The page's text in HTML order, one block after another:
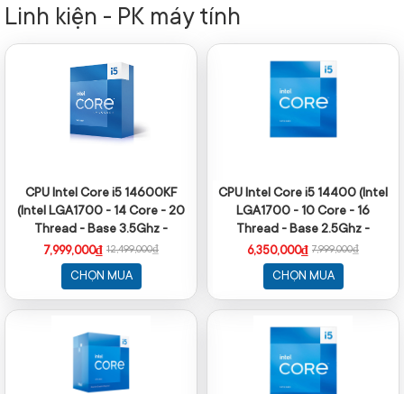
Linh kiện - PK máy tính
CPU Intel Core i5 14600KF
(Intel LGA1700 - 14 Core - 20
Thread - Base 3.5Ghz -
Turbo 5.3Ghz - Cache 24MB
- No iGPU)
7,999,000₫ 12,499,000₫
CHỌN MUA
CPU Intel Core i5 14400 (Intel
LGA1700 - 10 Core - 16
Thread - Base 2.5Ghz -
Turbo 4.7Ghz - Cache 20MB)
6,350,000₫ 7,999,000₫
CHỌN MUA